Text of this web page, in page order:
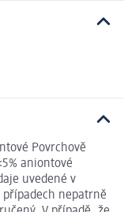
Povrchově
aniontové
uvedené v
nepatrně